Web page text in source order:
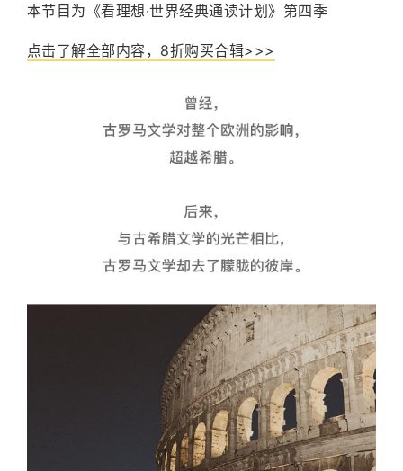
本节目为《看理想·世界经典通读计划》第四季
点击了解全部内容，8折购买合辑>>>